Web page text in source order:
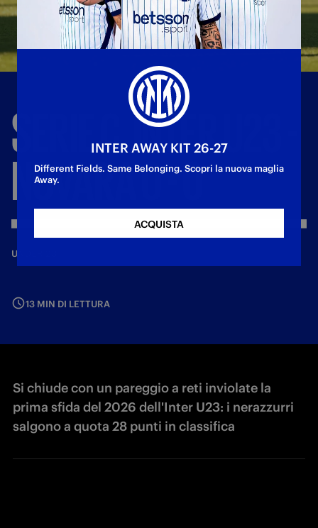
SERIEC,INTERU23
NOVARA0-0
UNDER 23
13 MIN DI LETTURA
Si chiude con un pareggio a reti inviolate la
prima sfida del 2026 dell'Inter U23: i nerazzurri
salgono a quota 28 punti in classifica
INTER AWAY KIT 26-27
Different Fields. Same Belonging. Scopri la nuova maglia
Away.
ACQUISTA